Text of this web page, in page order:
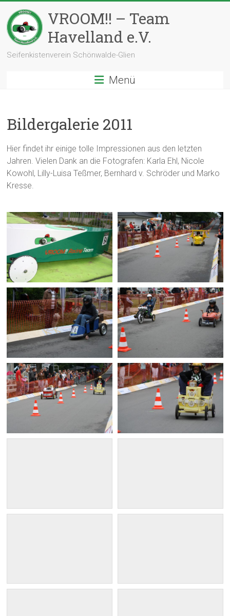
Inhalt
springen
VROOM!! – Team
Havelland e.V.
Seifenkistenverein Schönwalde-Glien
Menü
Bildergalerie 2011
Hier findet ihr einige tolle Impressionen aus den letzten
Jahren. Vielen Dank an die Fotografen: Karla Ehl, Nicole
Kowohl, Lilly-Luisa Teßmer, Bernhard v. Schröder und Marko
Kresse.